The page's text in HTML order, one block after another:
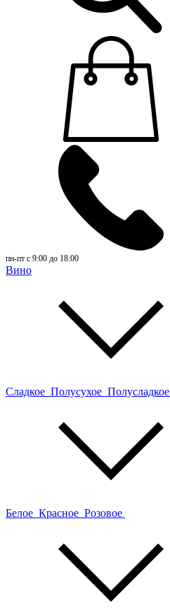
пн-пт с 9:00 до 18:00
Вино
Сладкое Полусухое Полусладкое
Белое Красное Розовое